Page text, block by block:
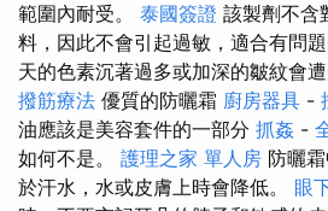
範圍內耐受。 泰國簽證 該製劑不含
料，因此不會引起過敏，適合有問
天的色素沉著過多或加深的皺紋會
撥筋療法 優質的防曬霜 廚房器具 -
油應該是美容套件的一部分 抓姦 -
如何不是。 護理之家 單人房 防曬
於汗水，水或皮膚上時會降低。 眼